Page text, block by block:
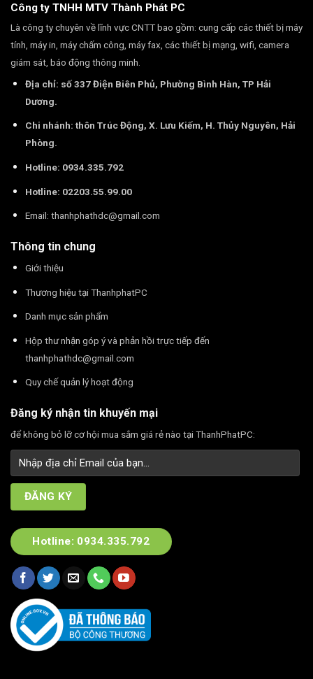
Công ty TNHH MTV Thành Phát PC
Là công ty chuyên về lĩnh vực CNTT bao gồm: cung cấp các thiết bị máy
tính, máy in, máy chấm công, máy fax, các thiết bị mạng, wifi, camera
giám sát, báo động thông minh.
Địa chỉ: số 337 Điện Biên Phủ, Phường Bình Hàn, TP Hải
Dương.
Chi nhánh: thôn Trúc Động, X. Lưu Kiếm, H. Thủy Nguyên, Hải
Phòng.
Hotline: 0934.335.792
Hotline: 02203.55.99.00
Email: thanhphathdc@gmail.com
Thông tin chung
Giới thiệu
Thương hiệu tại ThanhphatPC
Danh mục sản phẩm
Hộp thư nhận góp ý và phản hồi trực tiếp đến
thanhphathdc@gmail.com
Quy chế quản lý hoạt động
Đăng ký nhận tin khuyến mại
để không bỏ lỡ cơ hội mua sắm giá rẻ nào tại ThanhPhatPC:
Hotline: 0934.335.792